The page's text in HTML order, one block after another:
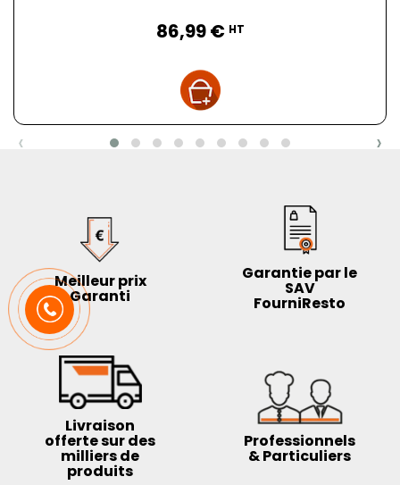
86,99 € HT
‹ ›
Meilleur prix
Garanti
Garantie par le
SAV
FourniResto
Livraison
offerte sur des
milliers de
produits
Professionnels
& Particuliers